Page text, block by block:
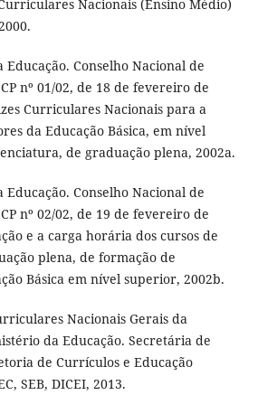
Nacionais (Ensino Médio)
Conselho Nacional de
nº 01/02, de 18 de fevereiro de
Curriculares Nacionais para a
da Educação Básica, em nível
de graduação plena, 2002a.
Conselho Nacional de
nº 02/02, de 19 de fevereiro de
e a carga horária dos cursos de
plena, de formação de
Básica em nível superior, 2002b.
Nacionais Gerais da
da Educação. Secretária de
de Currículos e Educação
SEB, DICEI, 2013.